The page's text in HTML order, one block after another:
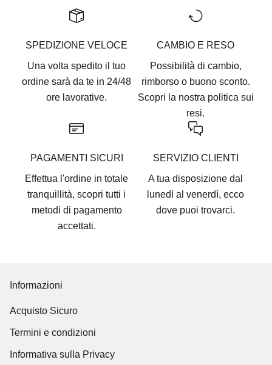
SPEDIZIONE VELOCE
Una volta spedito il tuo
ordine sarà da te in 24/48
ore lavorative.
CAMBIO E RESO
Possibilità di cambio,
rimborso o buono sconto.
Scopri la nostra politica sui
resi.
PAGAMENTI SICURI
Effettua l'ordine in totale
tranquillità, scopri tutti i
metodi di pagamento
accettati.
SERVIZIO CLIENTI
A tua disposizione dal
lunedì al venerdì, ecco
dove puoi trovarci.
Informazioni
Acquisto Sicuro
Termini e condizioni
Informativa sulla Privacy